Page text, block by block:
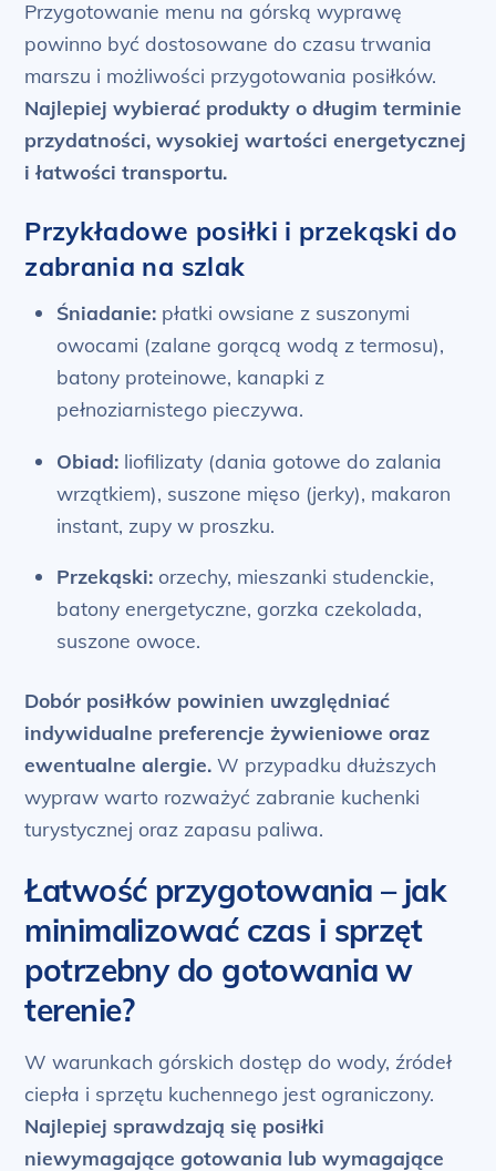
Przygotowanie menu na górską wyprawę
powinno być dostosowane do czasu trwania
marszu i możliwości przygotowania posiłków.
Najlepiej wybierać produkty o długim terminie
przydatności, wysokiej wartości energetycznej
i łatwości transportu.
Przykładowe posiłki i przekąski do
zabrania na szlak
Śniadanie:płatki owsiane z suszonymi
owocami (zalane gorącą wodą z termosu),
batony proteinowe, kanapki z
pełnoziarnistego pieczywa.
Obiad:liofilizaty (dania gotowe do zalania
wrzątkiem), suszone mięso (jerky), makaron
instant, zupy w proszku.
Przekąski:orzechy, mieszanki studenckie,
batony energetyczne, gorzka czekolada,
suszone owoce.
Dobór posiłków powinien uwzględniać
indywidualne preferencje żywieniowe oraz
ewentualne alergie. W przypadku dłuższych
wypraw warto rozważyć zabranie kuchenki
turystycznej oraz zapasu paliwa.
Łatwość przygotowania – jak
minimalizować czas i sprzęt
potrzebny do gotowania w
terenie?
W warunkach górskich dostęp do wody, źródeł
ciepła i sprzętu kuchennego jest ograniczony.
Najlepiej sprawdzają się posiłki
niewymagające gotowania lub wymagające